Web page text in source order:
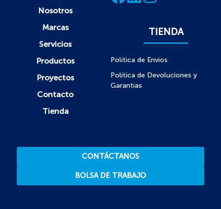
Nosotros
Marcas
Servicios
Productos
Proyectos
Contacto
Tienda
TIENDA
Política de Envios
Política de Devoluciones y
Garantías
CONTÁCTANOS
BOLSA DE TRABAJO